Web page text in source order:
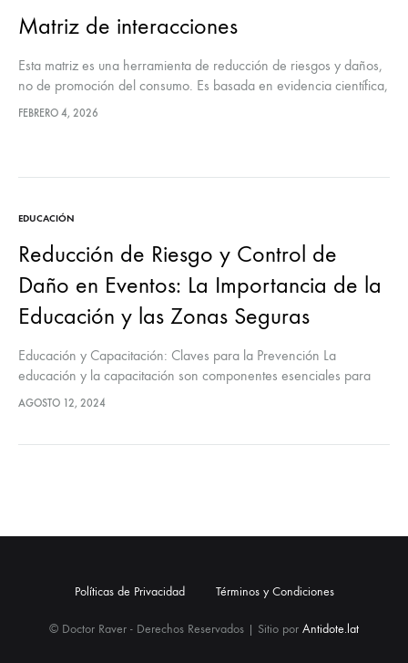
Matriz de interacciones
Esta matriz es una herramienta de reducción de riesgos y daños,
no de promoción del consumo. Es basada en evidencia científica,
guías clínicas internacionales y fuentes de reducción de daños…
FEBRERO 4, 2026
EDUCACIÓN
Reducción de Riesgo y Control de
Daño en Eventos: La Importancia de la
Educación y las Zonas Seguras
Educación y Capacitación: Claves para la Prevención La
educación y la capacitación son componentes esenciales para
minimizar riesgos y reducir daños en eventos. A través de la
AGOSTO 12, 2024
© Doctor Raver - Derechos Reservados | Sitio por Antidote.lat
Políticas de Privacidad Términos y Condiciones